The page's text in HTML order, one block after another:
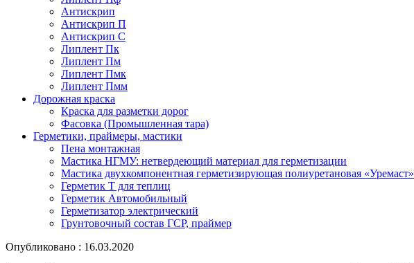
Антискрип
Антискрип П
Антискрип С
Липлент Пк
Липлент Пм
Липлент Пмк
Липлент Пмм
Дорожная краска
Краска для разметки дорог
Фасовка (Промышленная тара)
Герметики, праймеры, мастики
Пена монтажная
Мастика НГМУ: нетвердеющий материал для герметизации
Мастика двухкомпонентная герметизирующая полиуретановая «Уремаст»
Герметик Т для теплиц
Герметик Автомобильный
Герметизатор электрический
Грунтовочный состав ГСР, праймер
Опубликовано : 16.03.2020